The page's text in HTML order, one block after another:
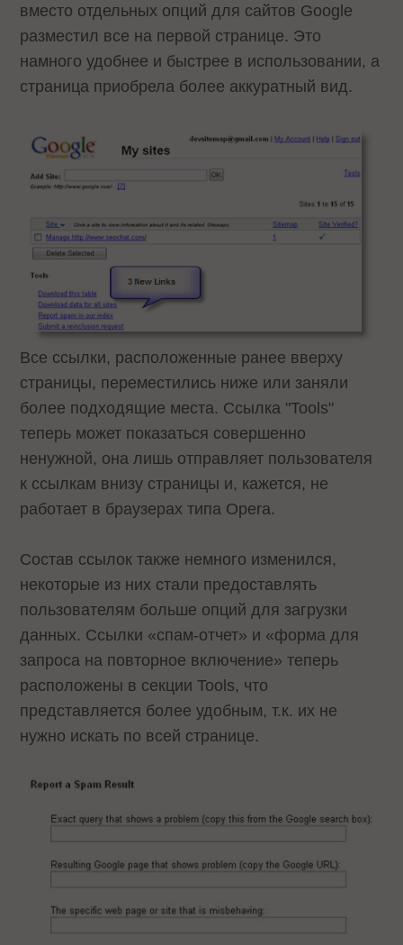
вместо отдельных опций для сайтов Google
разместил все на первой странице. Это
намного удобнее и быстрее в использовании, а
страница приобрела более аккуратный вид.
Все ссылки, расположенные ранее вверху
страницы, переместились ниже или заняли
более подходящие места. Ссылка "Tools"
теперь может показаться совершенно
ненужной, она лишь отправляет пользователя
к ссылкам внизу страницы и, кажется, не
работает в браузерах типа Opera.
Состав ссылок также немного изменился,
некоторые из них стали предоставлять
пользователям больше опций для загрузки
данных. Ссылки «спам-отчет» и «форма для
запроса на повторное включение» теперь
расположены в секции Tools, что
представляется более удобным, т.к. их не
нужно искать по всей странице.